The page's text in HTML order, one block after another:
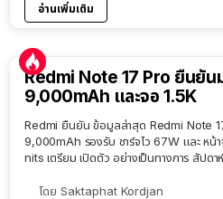
อ่านเพิ่มเติม
Redmi Note 17 Pro ยืนยัน
9,000mAh และจอ 1.5K
Redmi ยืนยัน ข้อมูลล่าสุด Redmi Note
9,000mAh รองรับ ชาร์จไว 67W และ หน้
nits เตรียม เปิดตัว อย่างเป็นทางการ สัปดา
โดย Saktaphat Kordjan